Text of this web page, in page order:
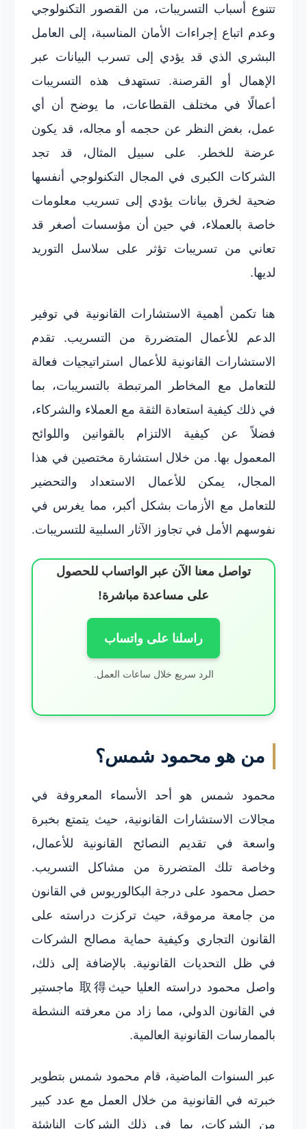
تتنوع أسباب التسريبات، من القصور التكنولوجي
وعدم اتباع إجراءات الأمان المناسبة، إلى العامل
البشري الذي قد يؤدي إلى تسرب البيانات عبر
الإهمال أو القرصنة. تستهدف هذه التسريبات
أعمالًا في مختلف القطاعات، ما يوضح أن أي
عمل، بغض النظر عن حجمه أو مجاله، قد يكون
عرضة للخطر. على سبيل المثال، قد تجد
الشركات الكبرى في المجال التكنولوجي أنفسها
ضحية لخرق بيانات يؤدي إلى تسريب معلومات
خاصة بالعملاء، في حين أن مؤسسات أصغر قد
تعاني من تسريبات تؤثر على سلاسل التوريد
لديها.
هنا تكمن أهمية الاستشارات القانونية في توفير
الدعم للأعمال المتضررة من التسريب. تقدم
الاستشارات القانونية للأعمال استراتيجيات فعالة
للتعامل مع المخاطر المرتبطة بالتسريبات، بما
في ذلك كيفية استعادة الثقة مع العملاء والشركاء،
فضلاً عن كيفية الالتزام بالقوانين واللوائح
المعمول بها. من خلال استشارة مختصين في هذا
المجال، يمكن للأعمال الاستعداد والتحضير
للتعامل مع الأزمات بشكل أكبر، مما يغرس في
نفوسهم الأمل في تجاوز الآثار السلبية للتسريبات.
تواصل معنا الآن عبر الواتساب للحصول
على مساعدة مباشرة!
راسلنا على واتساب
الرد سريع خلال ساعات العمل.
من هو محمود شمس؟
محمود شمس هو أحد الأسماء المعروفة في
مجالات الاستشارات القانونية، حيث يتمتع بخبرة
واسعة في تقديم النصائح القانونية للأعمال،
وخاصة تلك المتضررة من مشاكل التسريب.
حصل محمود على درجة البكالوريوس في القانون
من جامعة مرموقة، حيث تركزت دراسته على
القانون التجاري وكيفية حماية مصالح الشركات
في ظل التحديات القانونية. بالإضافة إلى ذلك،
واصل محمود دراسته العليا حيث取得 ماجستير
في القانون الدولي، مما زاد من معرفته النشطة
بالممارسات القانونية العالمية.
عبر السنوات الماضية، قام محمود شمس بتطوير
خبرته في القانونية من خلال العمل مع عدد كبير
من الشركات، بما في ذلك الشركات الناشئة